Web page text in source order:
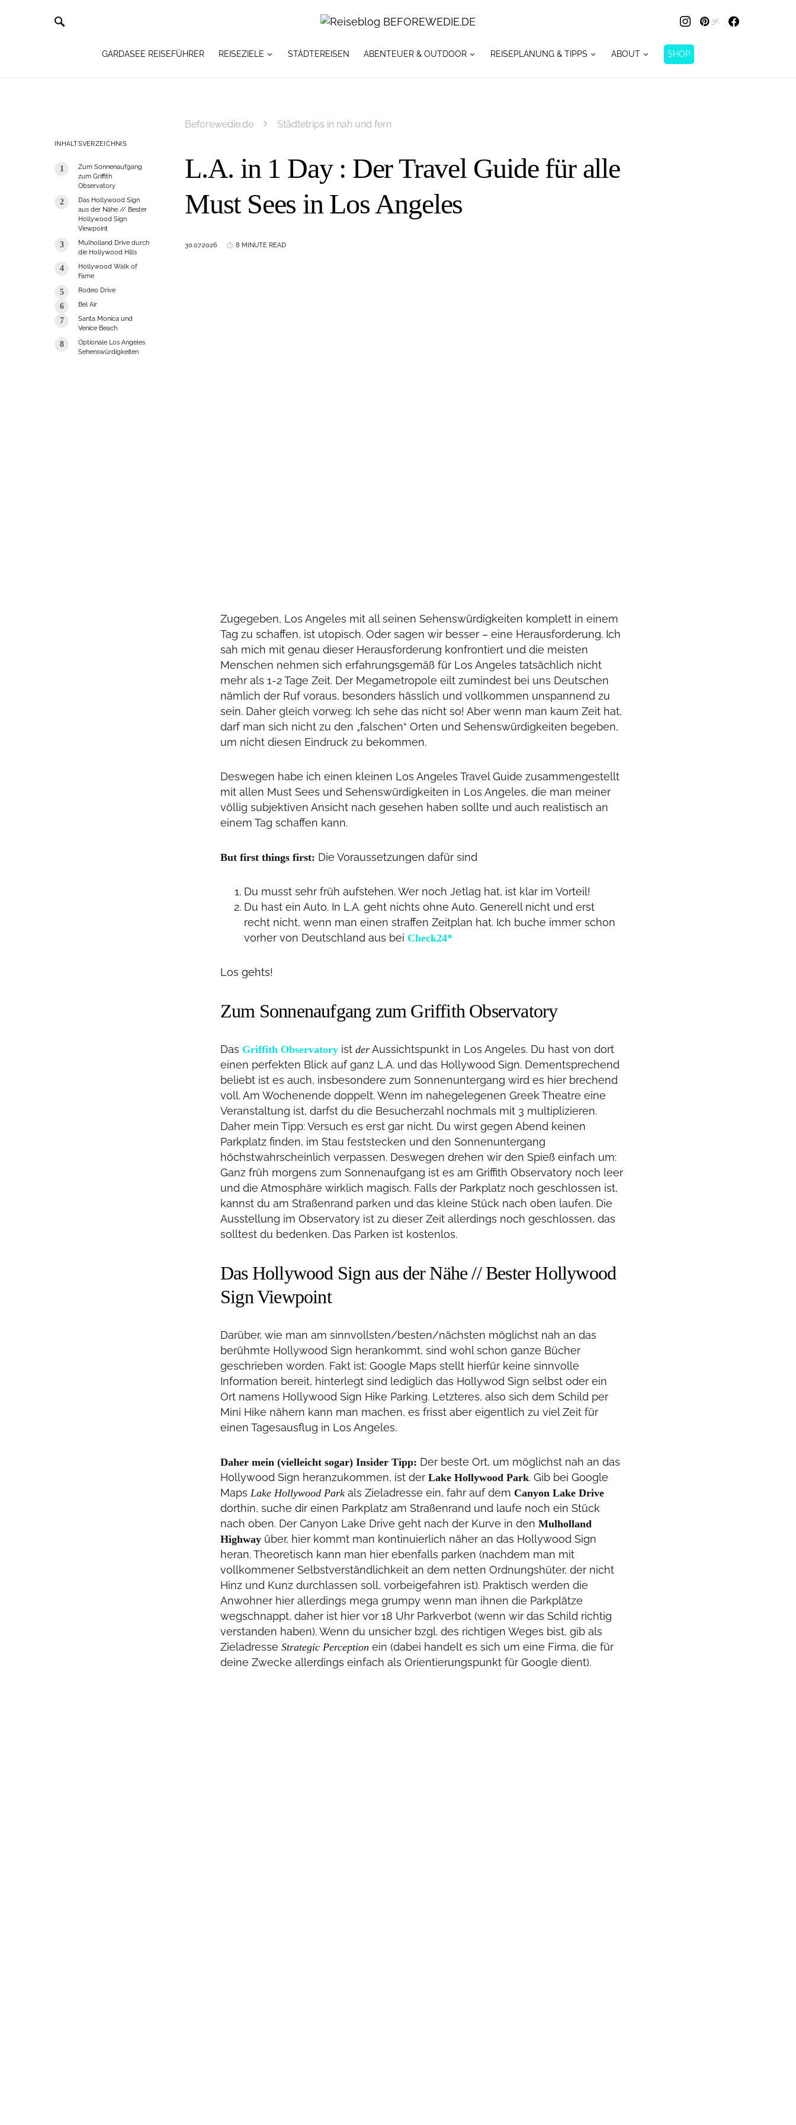
3K
GARDASEE REISEFÜHRER REISEZIELE STÄDTEREISEN ABENTEUER & OUTDOOR REISEPLANUNG & TIPPS ABOUT SHOP
Beforewedie.de Städtetrips in nah und fern
L.A. in 1 Day : Der Travel Guide für alle
Must Sees in Los Angeles
30.07.2026 8 MINUTE READ
Zugegeben, Los Angeles mit all seinen Sehenswürdigkeiten komplett in einem
Tag zu schaffen, ist utopisch. Oder sagen wir besser – eine Herausforderung. Ich
sah mich mit genau dieser Herausforderung konfrontiert und die meisten
Menschen nehmen sich erfahrungsgemäß für Los Angeles tatsächlich nicht
mehr als 1-2 Tage Zeit. Der Megametropole eilt zumindest bei uns Deutschen
nämlich der Ruf voraus, besonders hässlich und vollkommen unspannend zu
sein. Daher gleich vorweg: Ich sehe das nicht so! Aber wenn man kaum Zeit hat,
darf man sich nicht zu den „falschen“ Orten und Sehenswürdigkeiten begeben,
um nicht diesen Eindruck zu bekommen.
Deswegen habe ich einen kleinen Los Angeles Travel Guide zusammengestellt
mit allen Must Sees und Sehenswürdigkeiten in Los Angeles, die man meiner
völlig subjektiven Ansicht nach gesehen haben sollte und auch realistisch an
einem Tag schaffen kann.
But first things first: Die Voraussetzungen dafür sind
Du musst sehr früh aufstehen. Wer noch Jetlag hat, ist klar im Vorteil!
Du hast ein Auto. In L.A. geht nichts ohne Auto. Generell nicht und erst
recht nicht, wenn man einen straffen Zeitplan hat. Ich buche immer schon
vorher von Deutschland aus bei Check24*
Los gehts!
Zum Sonnenaufgang zum Griffith Observatory
Das Griffith Observatory ist der Aussichtspunkt in Los Angeles. Du hast von dort
einen perfekten Blick auf ganz L.A. und das Hollywood Sign. Dementsprechend
beliebt ist es auch, insbesondere zum Sonnenuntergang wird es hier brechend
voll. Am Wochenende doppelt. Wenn im nahegelegenen Greek Theatre eine
Veranstaltung ist, darfst du die Besucherzahl nochmals mit 3 multiplizieren.
Daher mein Tipp: Versuch es erst gar nicht. Du wirst gegen Abend keinen
Parkplatz finden, im Stau feststecken und den Sonnenuntergang
höchstwahrscheinlich verpassen. Deswegen drehen wir den Spieß einfach um:
Ganz früh morgens zum Sonnenaufgang ist es am Griffith Observatory noch leer
und die Atmosphäre wirklich magisch. Falls der Parkplatz noch geschlossen ist,
kannst du am Straßenrand parken und das kleine Stück nach oben laufen. Die
Ausstellung im Observatory ist zu dieser Zeit allerdings noch geschlossen, das
solltest du bedenken. Das Parken ist kostenlos.
Das Hollywood Sign aus der Nähe // Bester Hollywood
Sign Viewpoint
Darüber, wie man am sinnvollsten/besten/nächsten möglichst nah an das
berühmte Hollywood Sign herankommt, sind wohl schon ganze Bücher
geschrieben worden. Fakt ist: Google Maps stellt hierfür keine sinnvolle
Information bereit, hinterlegt sind lediglich das Hollywod Sign selbst oder ein
Ort namens Hollywood Sign Hike Parking. Letzteres, also sich dem Schild per
Mini Hike nähern kann man machen, es frisst aber eigentlich zu viel Zeit für
einen Tagesausflug in Los Angeles.
Daher mein (vielleicht sogar) Insider Tipp: Der beste Ort, um möglichst nah an das
Hollywood Sign heranzukommen, ist der Lake Hollywood Park. Gib bei Google
Maps Lake Hollywood Park als Zieladresse ein, fahr auf dem Canyon Lake Drive
dorthin, suche dir einen Parkplatz am Straßenrand und laufe noch ein Stück
nach oben. Der Canyon Lake Drive geht nach der Kurve in den Mulholland
Highway über, hier kommt man kontinuierlich näher an das Hollywood Sign
heran. Theoretisch kann man hier ebenfalls parken (nachdem man mit
vollkommener Selbstverständlichkeit an dem netten Ordnungshüter, der nicht
Hinz und Kunz durchlassen soll, vorbeigefahren ist). Praktisch werden die
Anwohner hier allerdings mega grumpy wenn man ihnen die Parkplätze
wegschnappt, daher ist hier vor 18 Uhr Parkverbot (wenn wir das Schild richtig
verstanden haben). Wenn du unsicher bzgl. des richtigen Weges bist, gib als
Zieladresse Strategic Perception ein (dabei handelt es sich um eine Firma, die für
deine Zwecke allerdings einfach als Orientierungspunkt für Google dient).
INHALTSVERZEICHNIS
Zum Sonnenaufgang
zum Griffith
Observatory
Das Hollywood Sign
aus der Nähe // Bester
Hollywood Sign
Viewpoint
Mulholland Drive durch
die Hollywood Hills
Hollywood Walk of
Fame
Rodeo Drive
Bel Air
Santa Monica und
Venice Beach
Optionale Los Angeles
Sehenswürdigkeiten